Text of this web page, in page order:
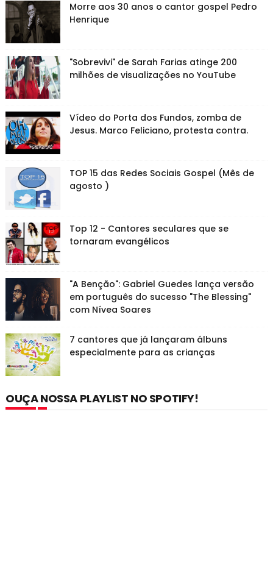
Morre aos 30 anos o cantor gospel Pedro
Henrique
"Sobrevivi" de Sarah Farias atinge 200
milhões de visualizações no YouTube
Vídeo do Porta dos Fundos, zomba de
Jesus. Marco Feliciano, protesta contra.
TOP 15 das Redes Sociais Gospel (Mês de
agosto )
Top 12 - Cantores seculares que se
tornaram evangélicos
"A Benção": Gabriel Guedes lança versão
em português do sucesso "The Blessing"
com Nívea Soares
7 cantores que já lançaram álbuns
especialmente para as crianças
OUÇA NOSSA PLAYLIST NO SPOTIFY!